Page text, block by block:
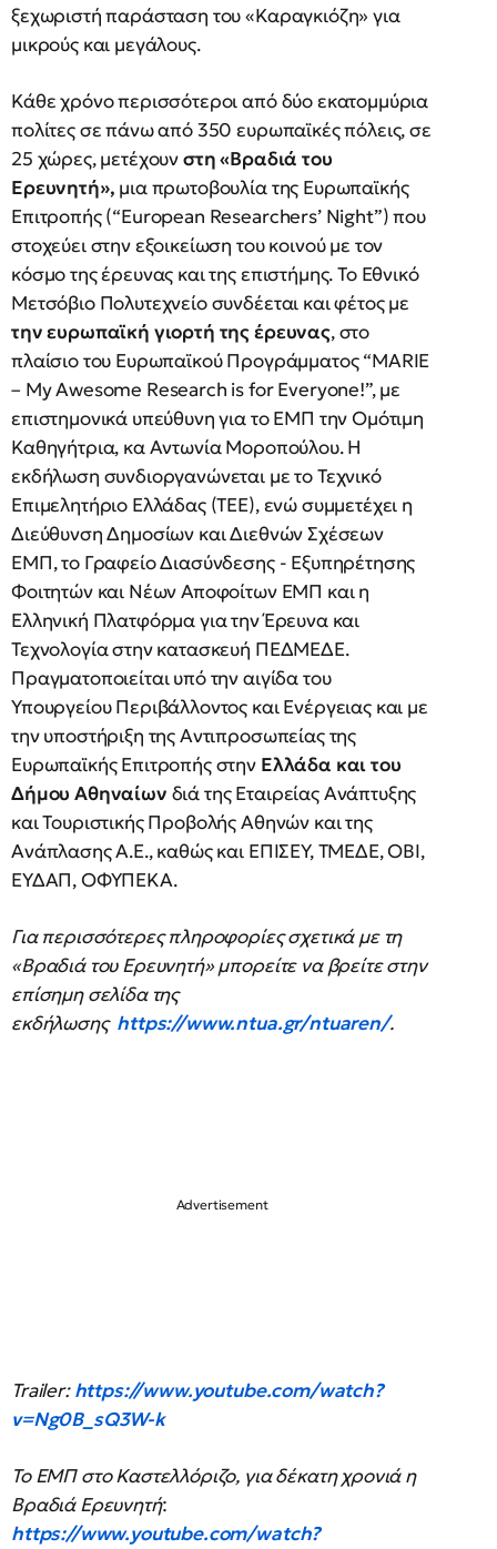
ξεχωριστή παράσταση του «Καραγκιόζη» για
μικρούς και μεγάλους.
Κάθε χρόνο περισσότεροι από δύο εκατομμύρια
πολίτες σε πάνω από 350 ευρωπαϊκές πόλεις, σε
25 χώρες, μετέχουνστη «Βραδιά του
Ερευνητή», μια πρωτοβουλία της Ευρωπαϊκής
Επιτροπής (“European Researchers’ Night”) που
στοχεύει στην εξοικείωση του κοινού με τον
κόσμο της έρευνας και της επιστήμης. Το Εθνικό
Μετσόβιο Πολυτεχνείο συνδέεται και φέτος με
την ευρωπαϊκή γιορτή της έρευνας, στο
πλαίσιο του Ευρωπαϊκού Προγράμματος “MARIE
– My Awesome Research is for Everyone!”, με
επιστημονικά υπεύθυνη για το ΕΜΠ την Ομότιμη
Καθηγήτρια, κα Αντωνία Μοροπούλου. Η
εκδήλωση συνδιοργανώνεται με το Τεχνικό
Επιμελητήριο Ελλάδας (ΤΕΕ), ενώ συμμετέχει η
Διεύθυνση Δημοσίων και Διεθνών Σχέσεων
ΕΜΠ, το Γραφείο Διασύνδεσης - Εξυπηρέτησης
Φοιτητών και Νέων Αποφοίτων ΕΜΠ και η
Ελληνική Πλατφόρμα για την Έρευνα και
Τεχνολογία στην κατασκευή ΠΕΔΜΕΔΕ.
Πραγματοποιείται υπό την αιγίδα του
Υπουργείου Περιβάλλοντος και Ενέργειας και με
την υποστήριξη της Αντιπροσωπείας της
Ευρωπαϊκής Επιτροπής στην Ελλάδα και του
Δήμου Αθηναίων διά της Εταιρείας Ανάπτυξης
και Τουριστικής Προβολής Αθηνών και της
Ανάπλασης Α.Ε., καθώς και ΕΠΙΣΕΥ, ΤΜΕΔΕ, ΟΒΙ,
ΕΥΔΑΠ, ΟΦΥΠΕΚΑ.
Για περισσότερες πληροφορίες σχετικά με τη
«Βραδιά του Ερευνητή» μπορείτε να βρείτε στην
επίσημη σελίδα της
εκδήλωσης https://www.ntua.gr/ntuaren/.
Trailer: https://www.youtube.com/watch?
v=Ng0B_sQ3W-k
Το ΕΜΠ στο Καστελλόριζο, για δέκατη χρονιά η
Βραδιά Ερευνητή:
https://www.youtube.com/watch?